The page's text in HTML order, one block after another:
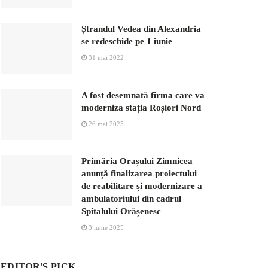
Ștrandul Vedea din Alexandria
se redeschide pe 1 iunie
31 mai 2022
A fost desemnată firma care va
moderniza stația Roșiori Nord
26 mai 2025
Primăria Orașului Zimnicea
anunță finalizarea proiectului
de reabilitare și modernizare a
ambulatoriului din cadrul
Spitalului Orășenesc
3 iunie 2025